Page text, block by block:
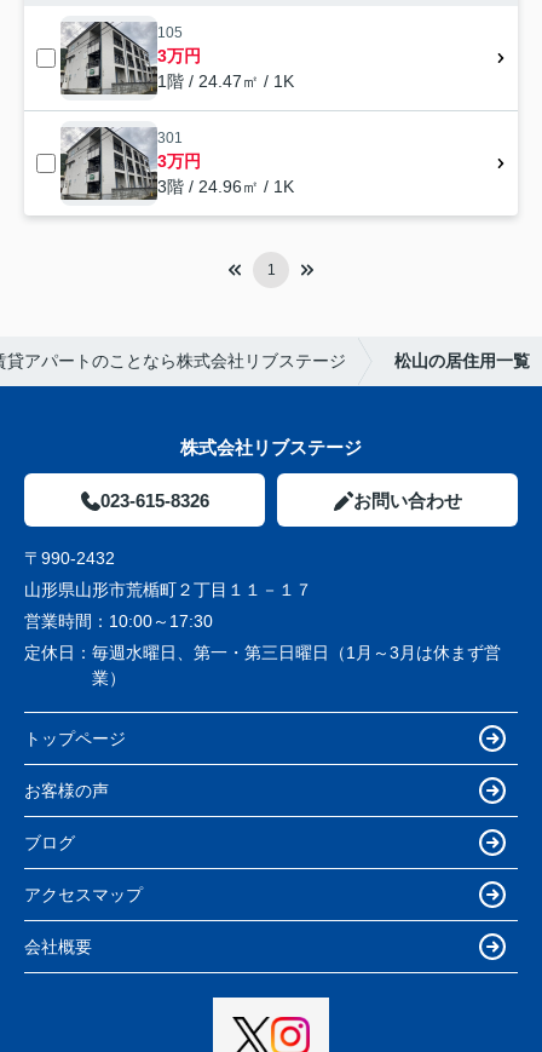
105
3万円
1階 / 24.47㎡ / 1K
301
3万円
3階 / 24.96㎡ / 1K
1
貸アパートのことなら株式会社リブステージ 松山の居住用一覧
株式会社リブステージ
023-615-8326 お問い合わせ
〒990-2432
山形県山形市荒楯町２丁目１１－１７
営業時間： 10:00～17:30
定休日： 毎週水曜日、第一・第三日曜日（1月～3月は休まず営
業）
トップページ
お客様の声
ブログ
アクセスマップ
会社概要